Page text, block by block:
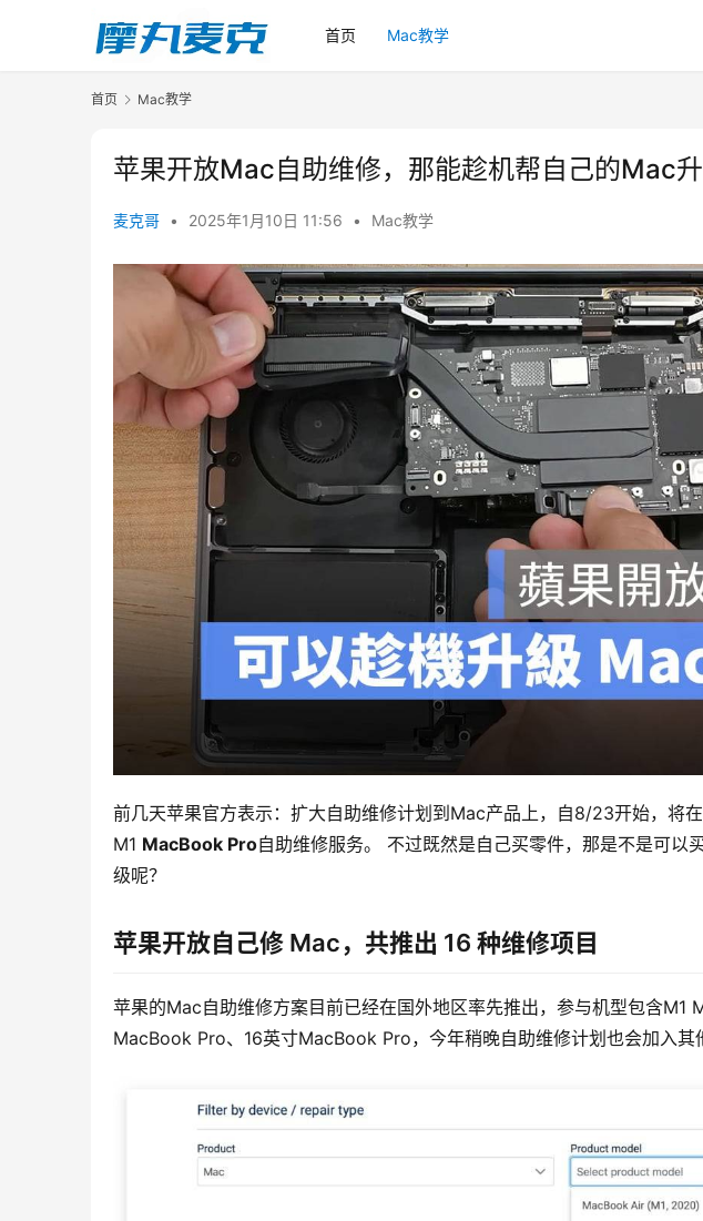
首页 Mac教学
首页 Mac教学
苹果开放Mac自助维修，那能趁机帮自己的Mac升
麦克哥 • 2025年1月10日 11:56 • Mac教学
前几天苹果官方表示：扩大自助维修计划到Mac产品上，自8/23开始，将
M1 MacBook Pro自助维修服务。 不过既然是自己买零件，那是不是可以
级呢？
苹果开放自己修 Mac，共推出 16 种维修项目
苹果的Mac自助维修方案目前已经在国外地区率先推出，参与机型包含
MacBook Pro、16英寸MacBook Pro，今年稍晚自助维修计划也会加入其